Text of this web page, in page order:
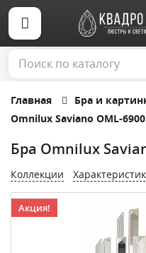
Главная Бра и
Omnilux Saviano OML-
Бра Omnilux
Коллекции
Акция!